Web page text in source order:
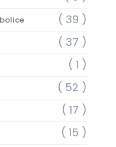
( 39 )
( 37 )
( 1 )
( 52 )
( 17 )
( 15 )